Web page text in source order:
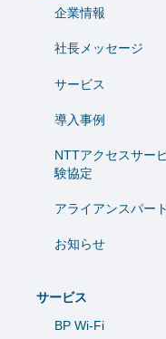
企業情報
社長メッセージ
サービス
導入事例
NTTアクセスサー
験協定
アライアンスパー
お知らせ
サービス
BP Wi-Fi